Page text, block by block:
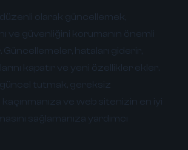
olarak güncellemek,
ve güvenliğini korumanın önemli
Güncellemeler, hataları giderir,
kapatır ve yeni özellikler ekler.
tutmak, gereksiz
ve web sitenizin en iyi
sağlamanıza yardımcı